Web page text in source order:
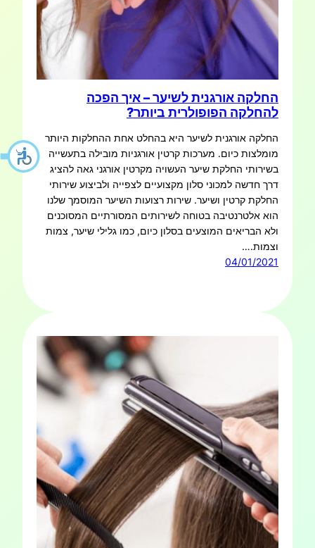
החלקה אורגנית לשיער – איך הפכה
להחלקה הפופולרית ביותר?
החלקה אורגנית לשיער היא בהחלט אחת ההחלקות היותר
מומלצות כיום. מערכות קרטין אורגניות מובילה בתעשייה
בשירותי החלקת שיער העשויה מקרטין אורגני גאה להציג
דרך חדשה למכוני סלון מקצועיים לצפייה ולביצוע שירותי
החלקת קרטין ושיער. שירות רצועות השיער המוסמך שלנו
הוא אלטרנטיבה בטוחה לשירותים המסורתיים המסוכנים
ולא הבריאים המוצעים בסלון כיום, כמו גלילי שיער, צמות
וצמות.…
04/01/2021